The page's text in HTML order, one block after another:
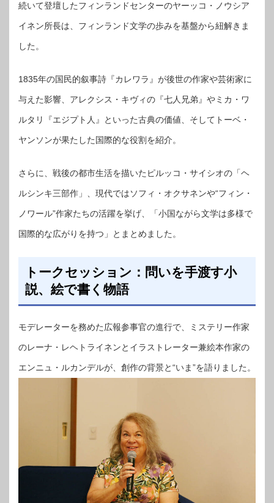
続いて登壇したフィンランドセンターのヤーッコ・ノウシア
イネン所長は、フィンランド文学の歩みを基盤から紐解きま
した。
1835年の国民的叙事詩『カレワラ』が後世の作家や芸術家に
与えた影響、アレクシス・キヴィの『七人兄弟』やミカ・ワ
ルタリ『エジプト人』といった古典の価値、そしてトーベ・
ヤンソンが果たした国際的な役割を紹介。
さらに、戦後の都市生活を描いたピルッコ・サイシオの「ヘ
ルシンキ三部作」、現代ではソフィ・オクサネンや“フィン・
ノワール”作家たちの活躍を挙げ、「小国ながら文学は多様で
国際的な広がりを持つ」とまとめました。
トークセッション：問いを手渡す小
説、絵で書く物語
モデレーターを務めた広報参事官の進行で、ミステリー作家
のレーナ・レヘトライネンとイラストレーター兼絵本作家の
エンニュ・ルカンデルが、創作の背景と“いま”を語りました。